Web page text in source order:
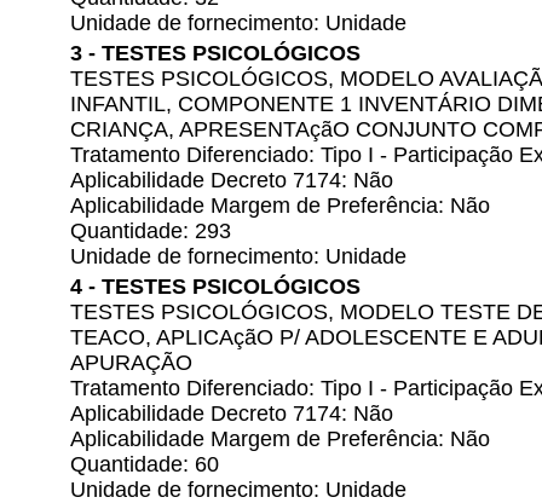
Unidade de fornecimento: Unidade
3 - TESTES PSICOLÓGICOS
TESTES PSICOLÓGICOS, MODELO
INFANTIL, COMPONENTE 1 INVENTÁRIO
CRIANÇA, APRESENTAçãO CONJUNTO
Tratamento Diferenciado: Tipo I - Participação
Aplicabilidade Decreto 7174: Não
Aplicabilidade Margem de Preferência: Não
Quantidade: 293
Unidade de fornecimento: Unidade
4 - TESTES PSICOLÓGICOS
TESTES PSICOLÓGICOS, MODELO TESTE
TEACO, APLICAçãO P/ ADOLESCENTE E
APURAÇÃO
Tratamento Diferenciado: Tipo I - Participação
Aplicabilidade Decreto 7174: Não
Aplicabilidade Margem de Preferência: Não
Quantidade: 60
Unidade de fornecimento: Unidade